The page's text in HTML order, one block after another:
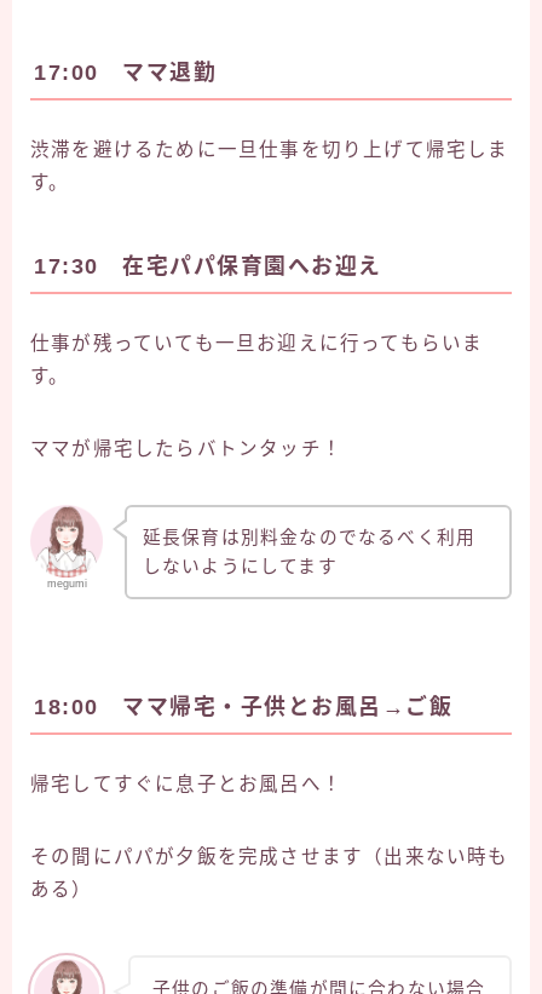
17:00 ママ退勤
渋滞を避けるために一旦仕事を切り上げて帰宅しま
す。
17:30 在宅パパ保育園へお迎え
仕事が残っていても一旦お迎えに行ってもらいま
す。
ママが帰宅したらバトンタッチ！
megumi
延長保育は別料金なのでなるべく利用
しないようにしてます
18:00 ママ帰宅・子供とお風呂→ご飯
帰宅してすぐに息子とお風呂へ！
その間にパパが夕飯を完成させます（出来ない時も
ある）
子供のご飯の準備が間に合わない場合